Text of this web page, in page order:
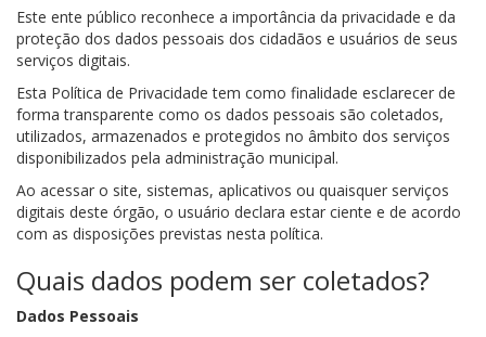
Este ente público reconhece a importância da privacidade e da
proteção dos dados pessoais dos cidadãos e usuários de seus
serviços digitais.
Esta Política de Privacidade tem como finalidade esclarecer de
forma transparente como os dados pessoais são coletados,
utilizados, armazenados e protegidos no âmbito dos serviços
disponibilizados pela administração municipal.
Ao acessar o site, sistemas, aplicativos ou quaisquer serviços
digitais deste órgão, o usuário declara estar ciente e de acordo
com as disposições previstas nesta política.
Quais dados podem ser coletados?
Dados Pessoais